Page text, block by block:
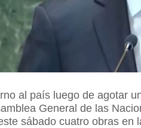
al país luego de agotar
General de las
sábado cuatro obras en